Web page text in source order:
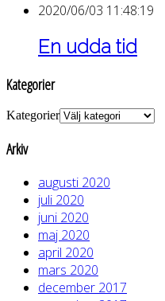
2020/06/03 11:48:19
En udda tid
Kategorier
Kategorier
Arkiv
augusti 2020
juli 2020
juni 2020
maj 2020
april 2020
mars 2020
december 2017